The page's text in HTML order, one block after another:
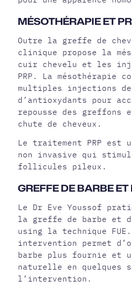
MÉSOTHÉRAPIE ET
Outre la greffe de
clinique propose la
cuir chevelu et les
PRP. La mésothérapie
multiples injections
d’antioxydants pour
repousse des
chute de cheveux.
Le traitement PRP est
non invasive qui
follicules pileux.
GREFFE DE BARBE
Le Dr Eve Youssof
la greffe de barbe et
using la technique
intervention permet
barbe plus fournie et
naturelle en quelques
l’intervention.